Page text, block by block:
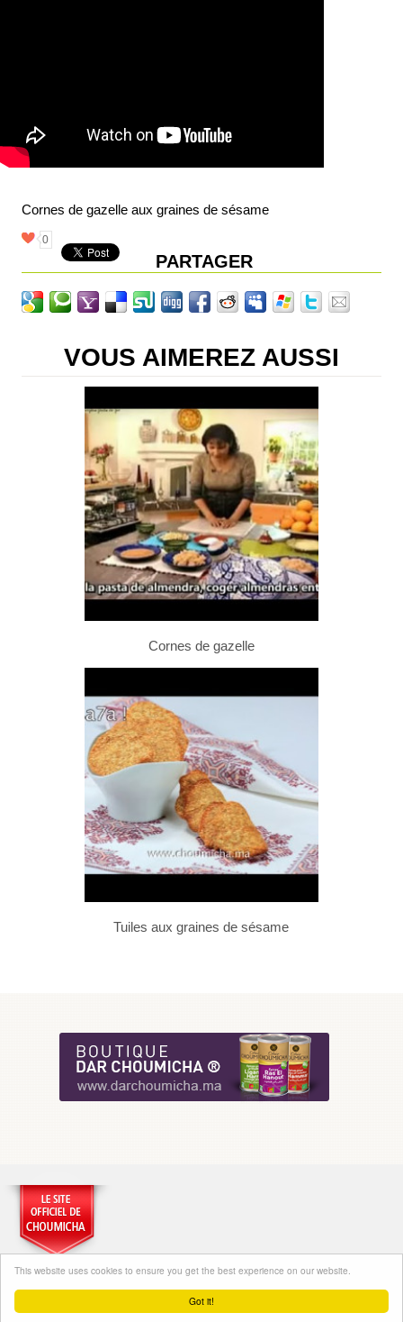
Got it!
This website uses cookies to ensure you get the best experience on our website.
Cornes de gazelle aux graines de sésame
0
PARTAGER
VOUS AIMEREZ AUSSI
Cornes de gazelle
Tuiles aux graines de sésame